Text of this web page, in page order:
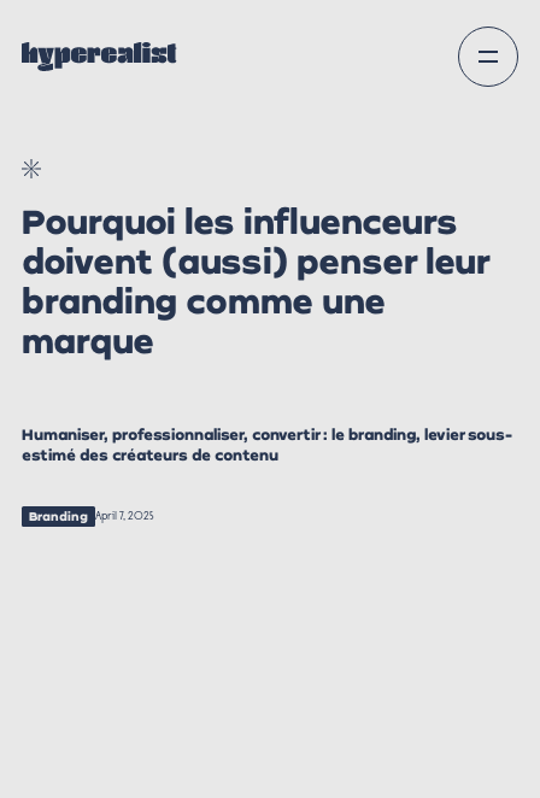
Pourquoi les influenceurs
doivent (aussi) penser leur
branding comme une
marque
Humaniser, professionnaliser, convertir : le branding, levier sous-
estimé des créateurs de contenu
Branding April 7, 2025